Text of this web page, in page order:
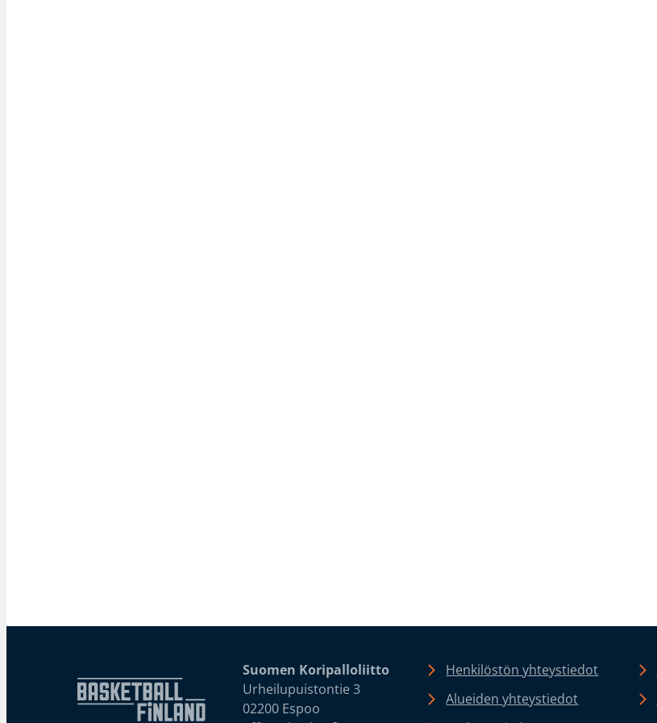
Suomen Koripalloliitto
Urheilupuistontie 3
02200 Espoo
Henkilöstön yhteystiedot
Alueiden yhteystiedot